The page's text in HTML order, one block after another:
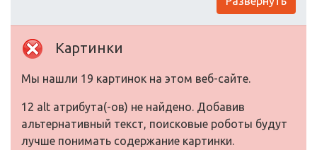
Картинки
Мы нашли 19 картинок на этом веб-сайте.
12 alt атрибута(-ов) не найдено. Добавив
альтернативный текст, поисковые роботы будут
лучше понимать содержание картинки.